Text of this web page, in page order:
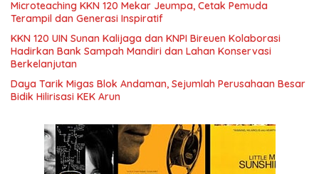
Microteaching KKN 120 Mekar Jeumpa, Cetak Pemuda
Terampil dan Generasi Inspiratif
KKN 120 UIN Sunan Kalijaga dan KNPI Bireuen Kolaborasi
Hadirkan Bank Sampah Mandiri dan Lahan Konservasi
Berkelanjutan
Daya Tarik Migas Blok Andaman, Sejumlah Perusahaan Besar
Bidik Hilirisasi KEK Arun